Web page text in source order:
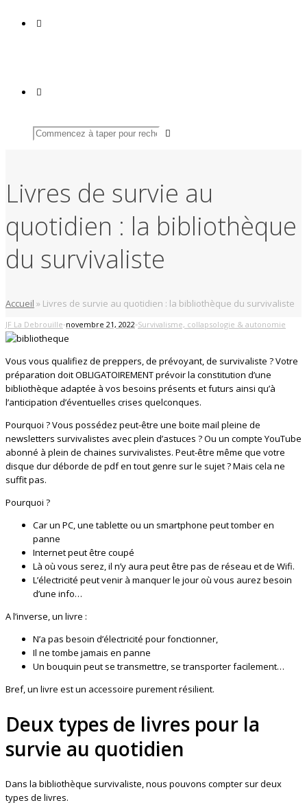
Livres de survie au
quotidien : la bibliothèque
du survivaliste
Accueil » Livres de survie au quotidien : la bibliothèque du survivaliste
JF La Debrouille-novembre 21, 2022-Survivalisme, collapsologie & autonomie
Vous vous qualifiez de preppers, de prévoyant, de survivaliste ? Votre
préparation doit OBLIGATOIREMENT prévoir la constitution d’une
bibliothèque adaptée à vos besoins présents et futurs ainsi qu’à
l’anticipation d’éventuelles crises quelconques.
Pourquoi ? Vous possédez peut-être une boite mail pleine de
newsletters survivalistes avec plein d’astuces ? Ou un compte YouTube
abonné à plein de chaines survivalistes. Peut-être même que votre
disque dur déborde de pdf en tout genre sur le sujet ? Mais cela ne
suffit pas.
Pourquoi ?
Car un PC, une tablette ou un smartphone peut tomber en
panne
Internet peut être coupé
Là où vous serez, il n’y aura peut être pas de réseau et de Wifi.
L’électricité peut venir à manquer le jour où vous aurez besoin
d’une info…
A l’inverse, un livre :
N’a pas besoin d’électricité pour fonctionner,
Il ne tombe jamais en panne
Un bouquin peut se transmettre, se transporter facilement…
Bref, un livre est un accessoire purement résilient.
Deux types de livres pour la
survie au quotidien
Dans la bibliothèque survivaliste, nous pouvons compter sur deux
types de livres.